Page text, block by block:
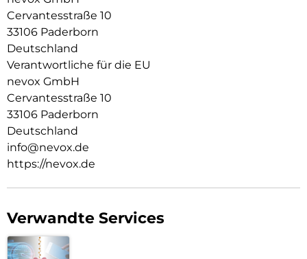
beeinträchtigen und sogar gefährlich werden.
Cervantesstraße 10
33106 Paderborn
Deutschland
Verantwortliche für die EU
nevox GmbH
Cervantesstraße 10
33106 Paderborn
Deutschland
info@nevox.de
https://nevox.de
Verwandte Services